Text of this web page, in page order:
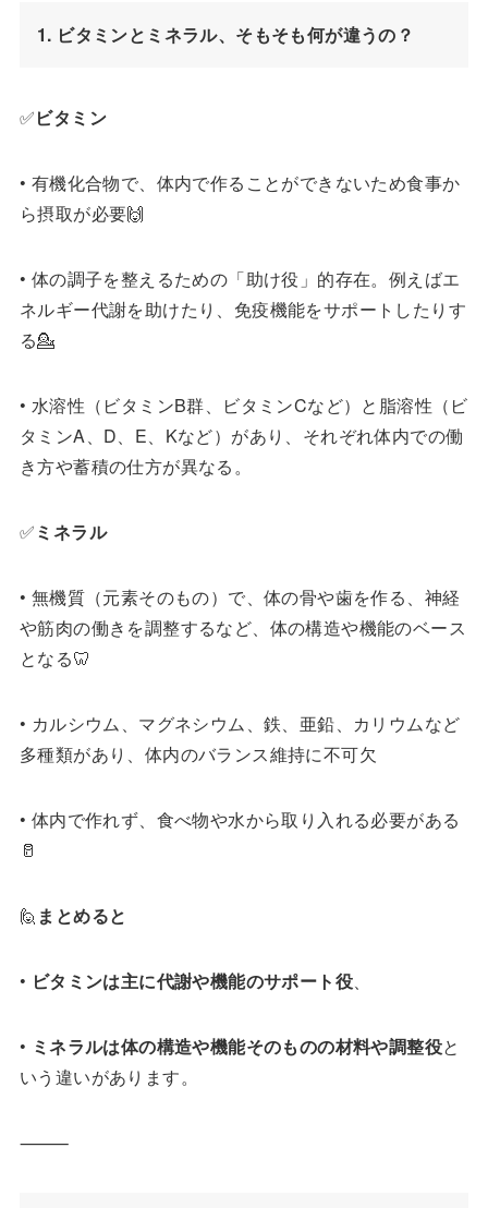
1. ビタミンとミネラル、そもそも何が違うの？
✅ビタミン
• 有機化合物で、体内で作ることができないため食事か
ら摂取が必要🙌
• 体の調子を整えるための「助け役」的存在。例えばエ
ネルギー代謝を助けたり、免疫機能をサポートしたりす
る💁
• 水溶性（ビタミンB群、ビタミンCなど）と脂溶性（ビ
タミンA、D、E、Kなど）があり、それぞれ体内での働
き方や蓄積の仕方が異なる。
✅ミネラル
• 無機質（元素そのもの）で、体の骨や歯を作る、神経
や筋肉の働きを調整するなど、体の構造や機能のベース
となる🦷
• カルシウム、マグネシウム、鉄、亜鉛、カリウムなど
多種類があり、体内のバランス維持に不可欠
• 体内で作れず、食べ物や水から取り入れる必要がある
🥛
🙋 まとめると
• ビタミンは主に代謝や機能のサポート役、
• ミネラルは体の構造や機能そのものの材料や調整役と
いう違いがあります。
⸻